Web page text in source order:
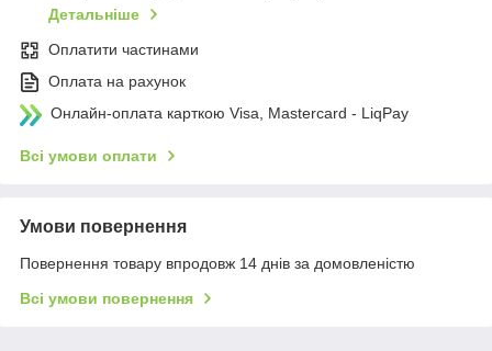
Детальніше
Оплатити частинами
Оплата на рахунок
Онлайн-оплата карткою Visa, Mastercard - LiqPay
Всі умови оплати
Умови повернення
Повернення товару впродовж 14 днів за домовленістю
Всі умови повернення